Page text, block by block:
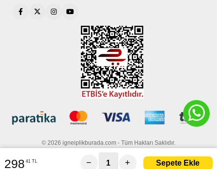
© 2026 igneiplikburada.com - Tüm Hakları Saklıdır.
298 41 TL − +